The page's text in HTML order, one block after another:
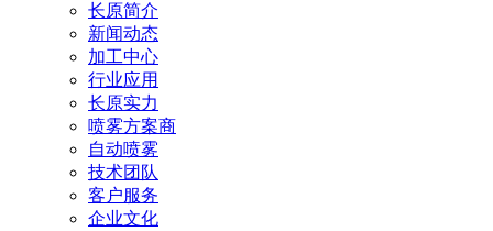
长原简介
新闻动态
加工中心
行业应用
长原实力
喷雾方案商
自动喷雾
技术团队
客户服务
企业文化
191-1929-8456